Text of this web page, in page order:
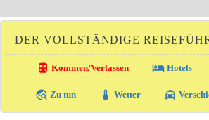
DER VOLLSTÄNDIGE
directions_transit Kommen/Verlassen local_hotelHotels
travel_explore Zu tun thermostat Wetter local_taxi